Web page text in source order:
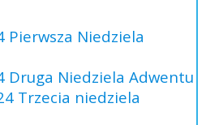
Pierwsza Niedziela
Druga Niedziela Adwentu
Trzecia niedziela